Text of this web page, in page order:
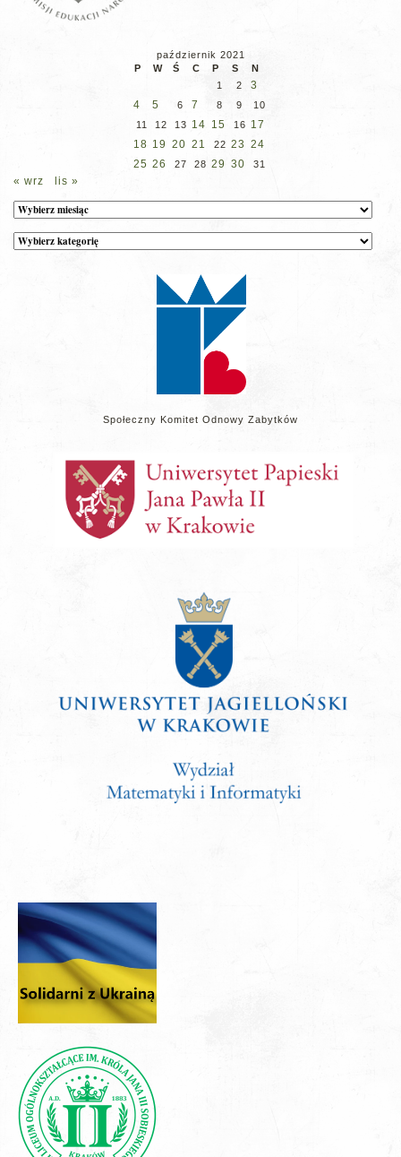
październik 2021
P
W Ś C P S
N
1
2
3
4
5 6 7 8 9
10
11
12 13 14 15 16 17
18 19 20 21 22 23 24
25 26 27 28 29 30 31
« wrz lis »
Archiwum
Kategorie
wpisów
Społeczny Komitet Odnowy Zabytków